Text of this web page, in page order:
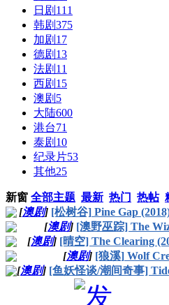
日剧 111
韩剧375
加剧 17
德剧 13
法剧 11
西剧 15
澳剧 5
大陆600
港台71
泰剧 10
纪录片53
其他25
新窗 全部主题 最新 热门 热帖
[澳剧] [松树谷] Pine Gap
[澳剧] [澳野巫踪] The
[澳剧] [晴空] The Clearing
[澳剧] [狼溪] Wolf
[澳剧] [鱼妖怪谈/潮间奇事]